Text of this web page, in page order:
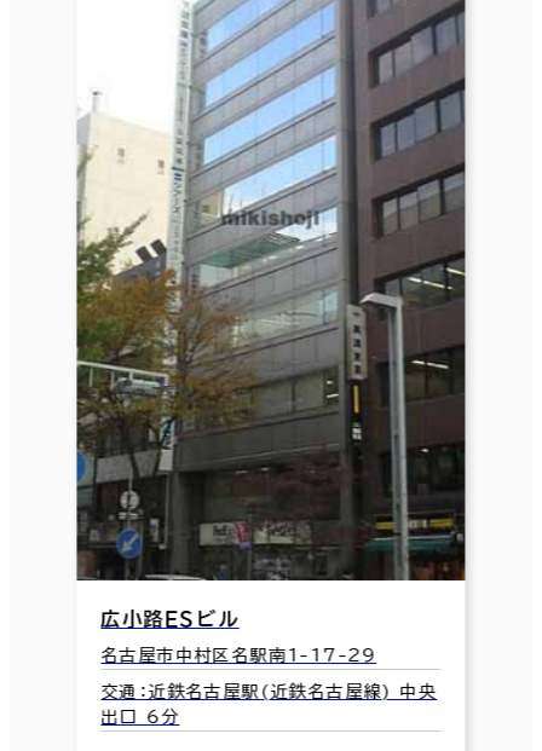
広小路ＥＳビル
名古屋市中村区名駅南1-17-29
交通：近鉄名古屋駅(近鉄名古屋線) 中央
出口 6分